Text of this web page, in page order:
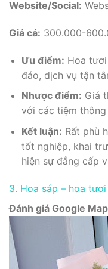
Website/Social:
Giá cả: 300.000-
Ưu điểm: Hoa
đáo, dịch vụ tận
Nhược điểm: Giá
với các tiệm
Kết luận: Rất phù
tốt nghiệp, khai
hiện sự đẳng cấp
3. Hoa sáp – hoa
Đánh giá Google